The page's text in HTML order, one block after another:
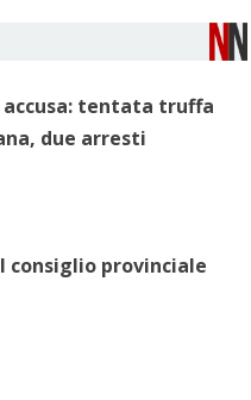
tentata truffa
due arresti
consiglio provinciale